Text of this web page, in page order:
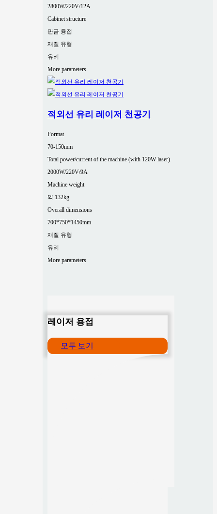
2800W/220V/12A
Cabinet structure
판금 용접
재질 유형
유리
More parameters
적외선 유리 레이저 천공기
Format
70-150mm
Total power/current of the machine (with 120W laser)
2000W/220V/9A
Machine weight
약 132kg
Overall dimensions
700*750*1450mm
재질 유형
유리
More parameters
레이저 용접
모두 보기